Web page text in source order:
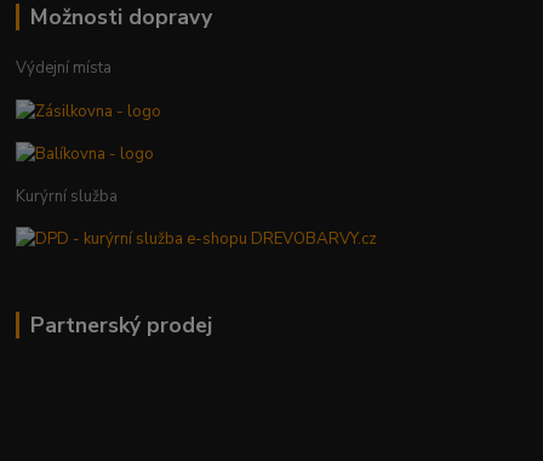
Možnosti dopravy
Výdejní místa
Kurýrní služba
Partnerský prodej